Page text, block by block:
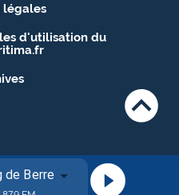
de Berre
légales
d'utilisation du